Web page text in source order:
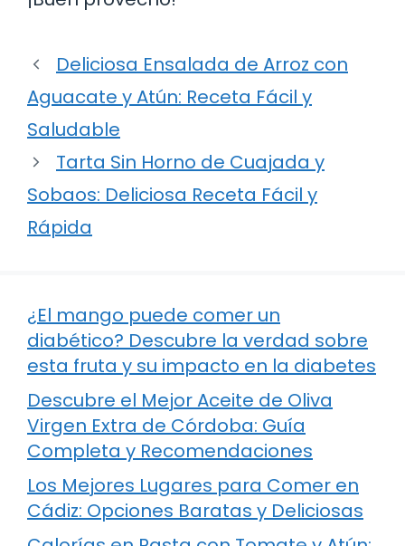
Deliciosa Ensalada de Arroz con
Aguacate y Atún: Receta Fácil y
Saludable
Tarta Sin Horno de Cuajada y
Sobaos: Deliciosa Receta Fácil y
Rápida
¿El mango puede comer un
diabético? Descubre la verdad sobre
esta fruta y su impacto en la diabetes
Descubre el Mejor Aceite de Oliva
Virgen Extra de Córdoba: Guía
Completa y Recomendaciones
Los Mejores Lugares para Comer en
Cádiz: Opciones Baratas y Deliciosas